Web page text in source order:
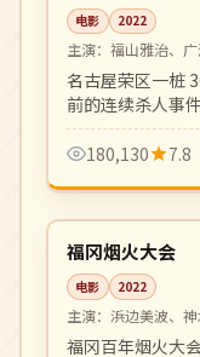
电影 2022
主演： 福山雅治、广
等
名古屋荣区一桩
前的连续杀人事
然出现新线索，
与女记者联手追
转层层递进。
180,130 7.8
日本
院线
福冈烟火大会
电影 2022
主演： 浜边美波、神
之介 等
福冈百年烟火大